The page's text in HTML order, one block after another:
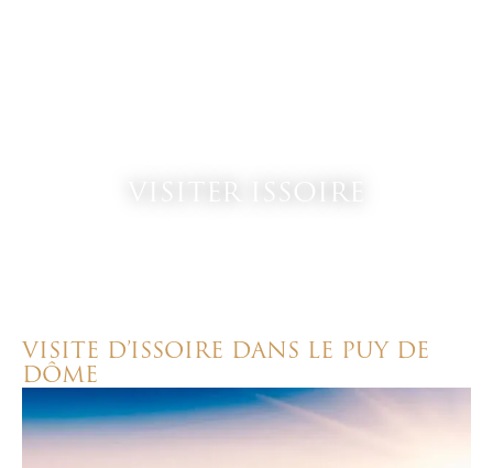
VISITER ISSOIRE
VISITE D’ISSOIRE DANS LE PUY DE
DÔME